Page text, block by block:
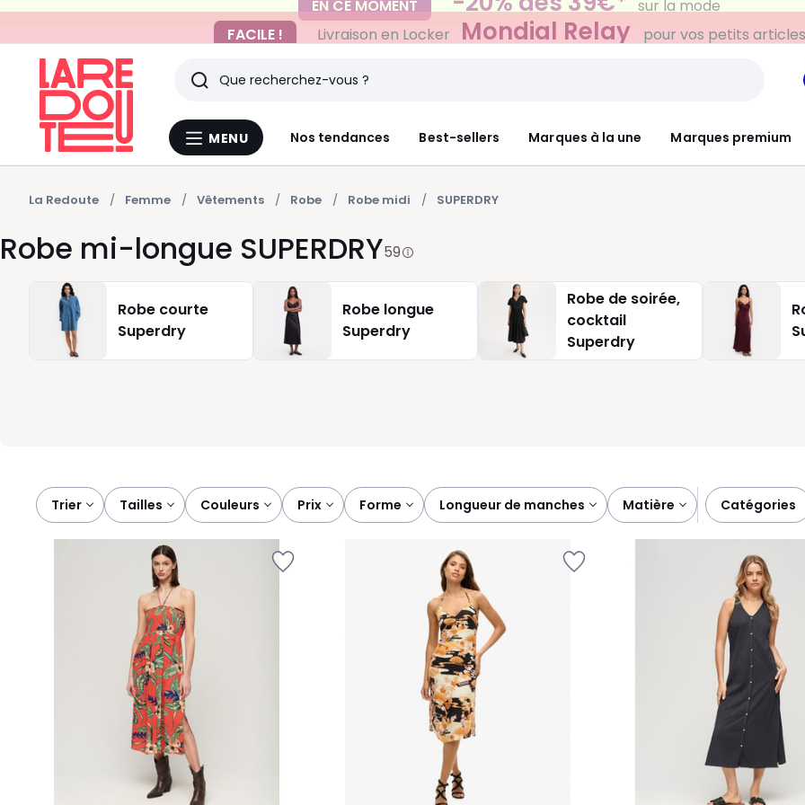
FACILE !
Livraison en Locker Mondial Relay
Menu
MENU Nos tendances Best-sellers Marques à la une Marques premium
Rechercher
Derniers
articles
vus
La Redoute Femme Vêtements Robe Robe midi SUPERDRY
Robe mi-longue SUPERDRY59
Robe courte
Superdry
Robe longue
Superdry
Robe de soirée,
cocktail
Superdry
Trier
tailles couleurs prix forme longueur de manches matière catégories